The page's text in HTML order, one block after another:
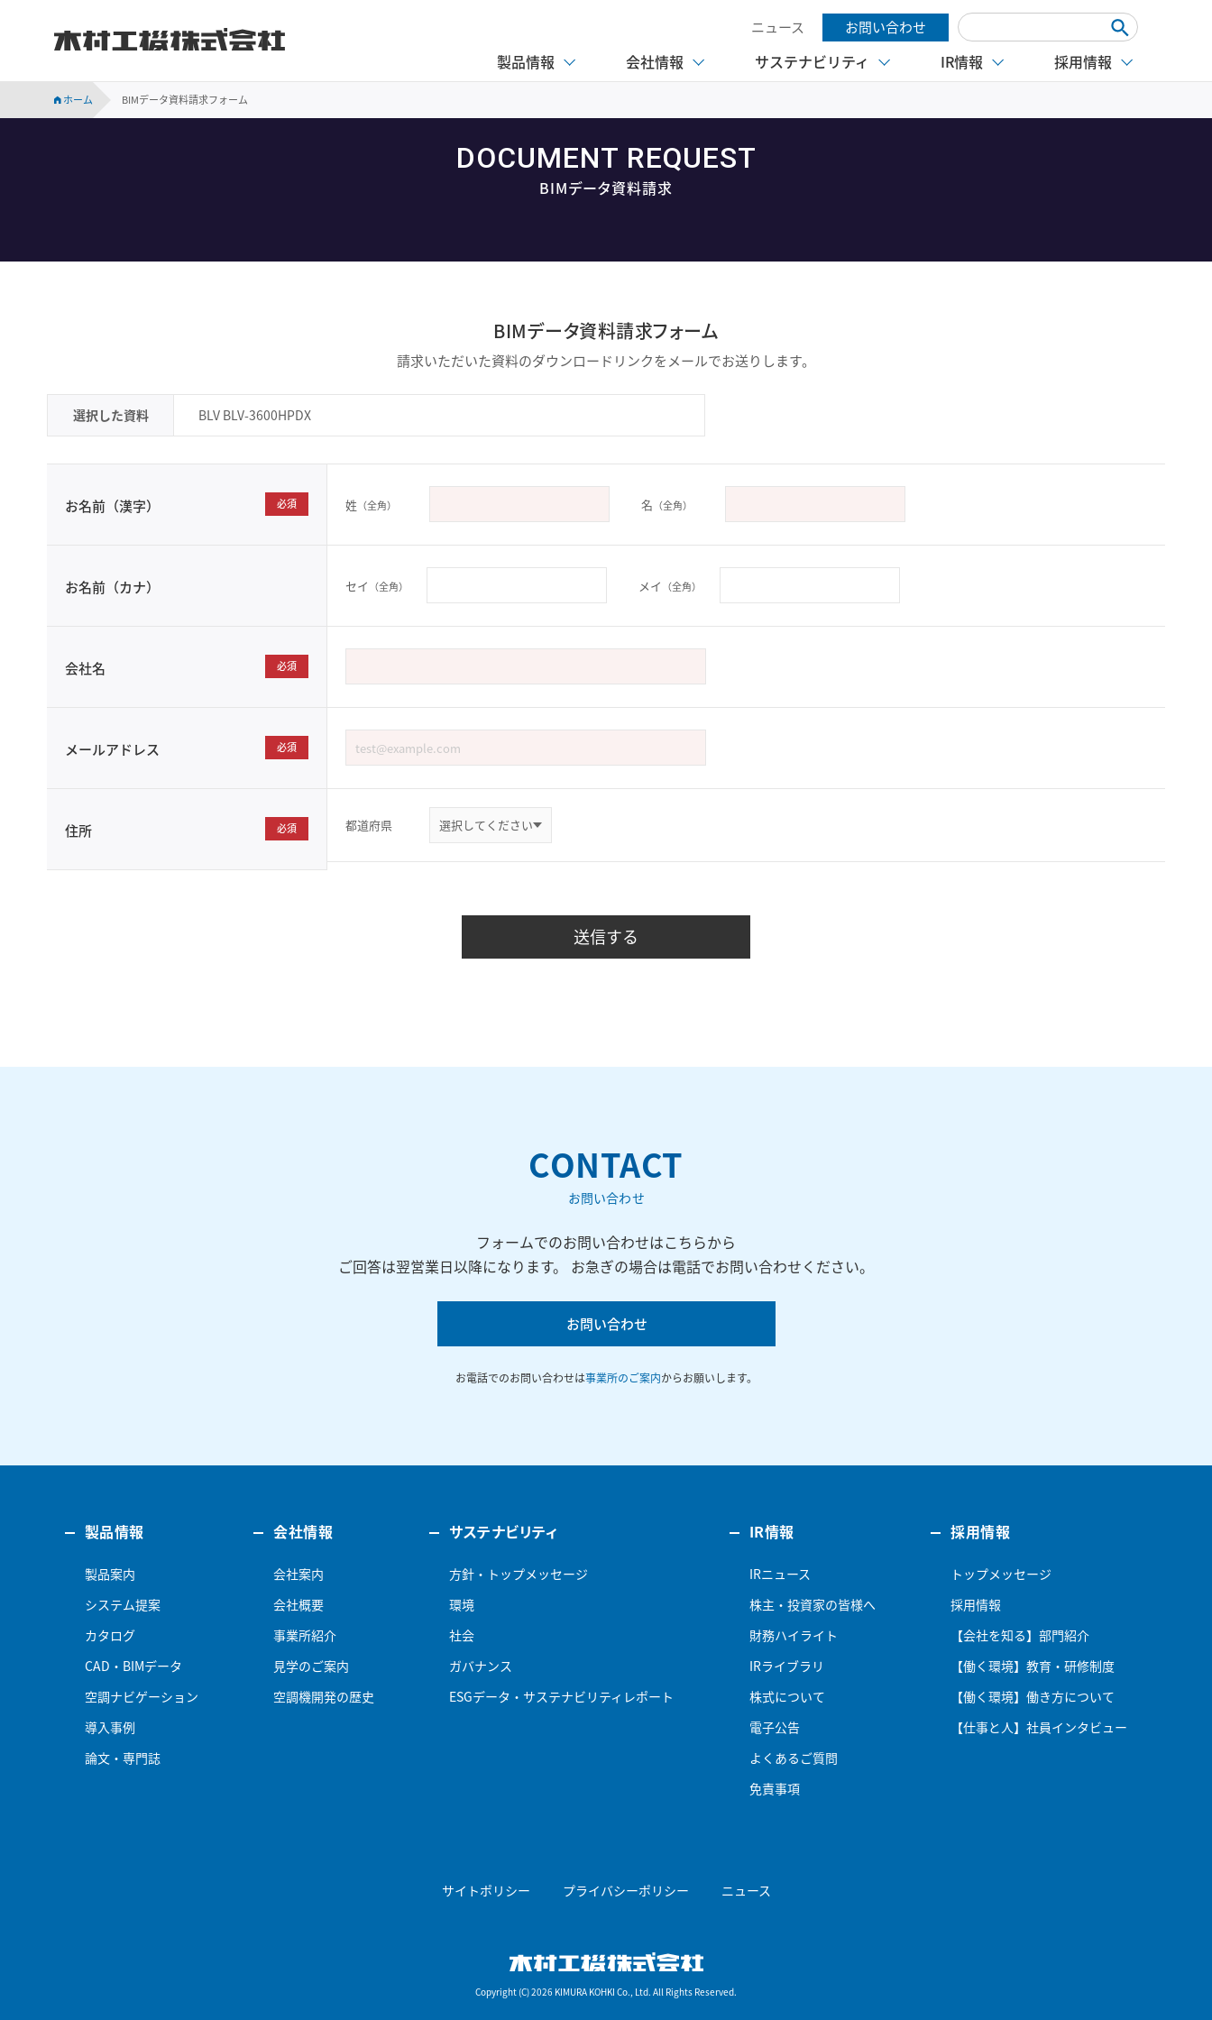
ニュース お問い合わせ
製品情報 会社情報 サステナビリティ IR情報 採用情報
ホーム BIMデータ資料請求フォーム
DOCUMENT REQUEST
BIMデータ資料請求
BIMデータ資料請求フォーム
請求いただいた資料のダウンロードリンクをメールでお送りします。
選択した資料 BLV BLV-3600HPDX
お名前（漢字） 必須 姓 （全角） 名 （全角）
お名前（カナ） セイ （全角） メイ （全角）
会社名 必須
メールアドレス 必須
住所 必須 都道府県
CONTACT
お問い合わせ
フォームでのお問い合わせはこちらから
ご回答は翌営業日以降になります。 お急ぎの場合は電話でお問い合わせください。
お問い合わせ
お電話でのお問い合わせは事業所のご案内からお願いします。
製品情報
製品案内
システム提案
カタログ
CAD・BIMデータ
空調ナビゲーション
導入事例
論文・専門誌
会社情報
会社案内
会社概要
事業所紹介
見学のご案内
空調機開発の歴史
サステナビリティ
方針・トップメッセージ
環境
社会
ガバナンス
ESGデータ・サステナビリティレポート
IR情報
IRニュース
株主・投資家の皆様へ
財務ハイライト
IRライブラリ
株式について
電子公告
よくあるご質問
免責事項
採用情報
トップメッセージ
採用情報
【会社を知る】部門紹介
【働く環境】教育・研修制度
【働く環境】働き方について
【仕事と人】社員インタビュー
サイトポリシー プライバシーポリシー ニュース
木村工機株式会社
Copyright (C) 2026 KIMURA KOHKI Co., Ltd. All Rights Reserved.